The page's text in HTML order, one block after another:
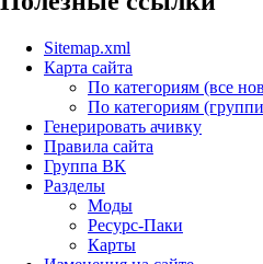
Sitemap.xml
Карта сайта
По категориям (все
По категориям
Генерировать ачивку
Правила сайта
Группа ВК
Разделы
Моды
Ресурс-Паки
Карты